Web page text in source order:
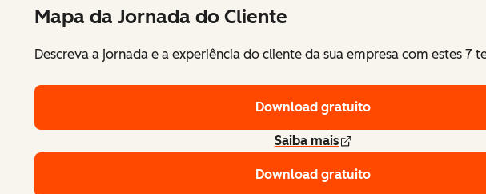
Mapa da Jornada do Cliente
Descreva a jornada e a experiência do cliente da sua empresa com estes 7
Download gratuito
Saiba mais
Download gratuito